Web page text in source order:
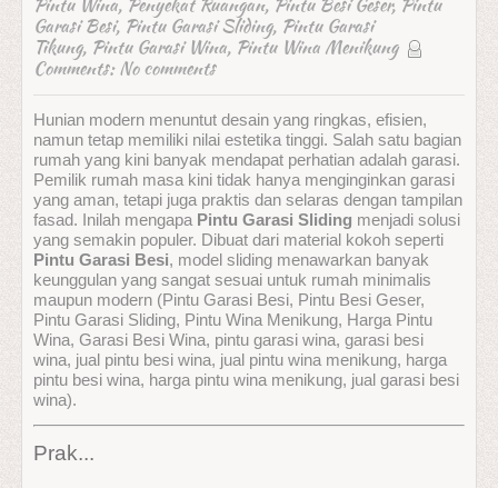
Pintu Wina, Penyekat Ruangan, Pintu Besi Geser, Pintu
Garasi Besi, Pintu Garasi Sliding, Pintu Garasi
Tikung, Pintu Garasi Wina, Pintu Wina Menikung
Comments: No comments
Hunian modern menuntut desain yang ringkas, efisien,
namun tetap memiliki nilai estetika tinggi. Salah satu bagian
rumah yang kini banyak mendapat perhatian adalah garasi.
Pemilik rumah masa kini tidak hanya menginginkan garasi
yang aman, tetapi juga praktis dan selaras dengan tampilan
fasad. Inilah mengapa Pintu Garasi Sliding menjadi solusi
yang semakin populer. Dibuat dari material kokoh seperti
Pintu Garasi Besi, model sliding menawarkan banyak
keunggulan yang sangat sesuai untuk rumah minimalis
maupun modern (Pintu Garasi Besi, Pintu Besi Geser,
Pintu Garasi Sliding, Pintu Wina Menikung, Harga Pintu
Wina, Garasi Besi Wina, pintu garasi wina, garasi besi
wina, jual pintu besi wina, jual pintu wina menikung, harga
pintu besi wina, harga pintu wina menikung, jual garasi besi
wina).
Prak...